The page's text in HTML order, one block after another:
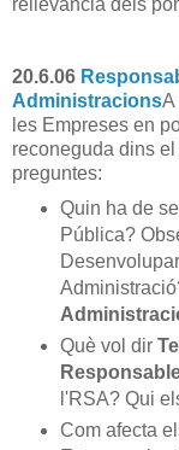
rellevància dels
20.6.06
AdministracionsA
les Empreses en
reconeguda dins
preguntes:
Quin ha de
Pública?
Què vol dir
l'RSA? Qui
Com afecta